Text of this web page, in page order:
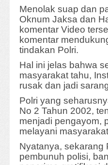
Menolak suap dan
Oknum Jaksa dan
komentar Video
komentar
tindakan Polri.
Hal ini jelas bahwa
masyarakat tahu,
rusak dan jadi
Polri yang
No 2 Tahun 2002,
menjadi pengayom,
melayani
Nyatanya, sekarang
pembunuh polisi,